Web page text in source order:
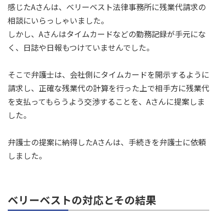
感じたAさんは、べリーベスト法律事務所に残業代請求の
相談にいらっしゃいました。
しかし、Aさんはタイムカードなどの勤務記録が手元にな
く、日誌や日報もつけていませんでした。
そこで弁護士は、会社側にタイムカードを開示するように
請求し、正確な残業代の計算を行った上で相手方に残業代
を支払ってもらうよう交渉することを、Aさんに提案しま
した。
弁護士の提案に納得したAさんは、手続きを弁護士に依頼
しました。
ベリーベストの対応とその結果